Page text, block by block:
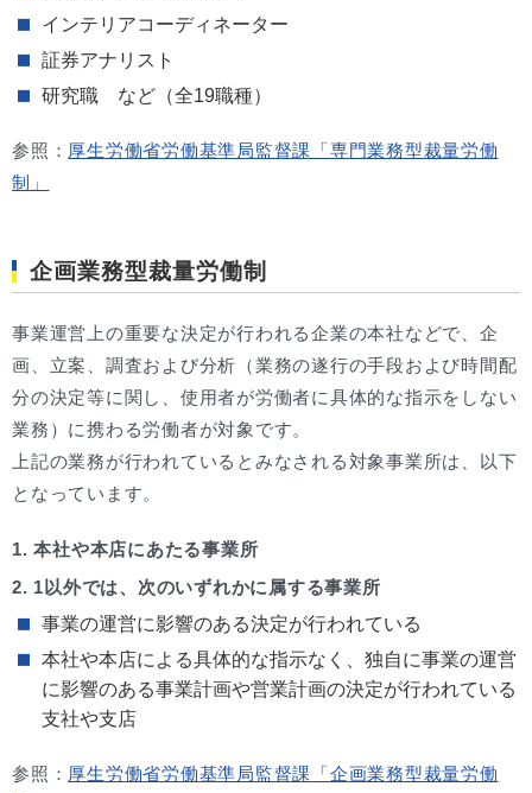
インテリアコーディネーター
証券アナリスト
研究職 など（全19職種）
参照： 厚生労働省労働基準局監督課「専門業務型裁量労働
制」
企画業務型裁量労働制
事業運営上の重要な決定が行われる企業の本社などで、企
画、立案、調査および分析（業務の遂行の手段および時間配
分の決定等に関し、使用者が労働者に具体的な指示をしない
業務）に携わる労働者が対象です。
上記の業務が行われているとみなされる対象事業所は、以下
となっています。
1. 本社や本店にあたる事業所
2. 1以外では、次のいずれかに属する事業所
事業の運営に影響のある決定が行われている
本社や本店による具体的な指示なく、独自に事業の運営
に影響のある事業計画や営業計画の決定が行われている
支社や支店
参照： 厚生労働省労働基準局監督課「企画業務型裁量労働